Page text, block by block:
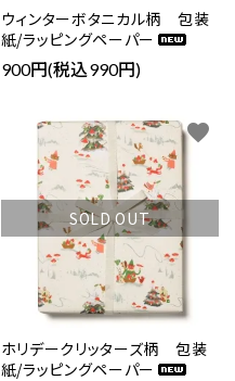
ウィンターボタニカル柄 包装
紙/ラッピングペーパー
900円(税込990円)
SOLD OUT
ホリデークリッターズ柄 包装
紙/ラッピングペーパー
favorite